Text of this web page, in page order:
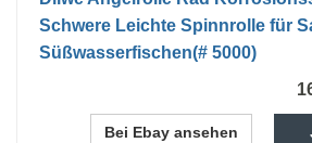
Schwere Leichte Spinnrolle für
Süßwasserfischen(# 5000)
Bei Ebay ansehen